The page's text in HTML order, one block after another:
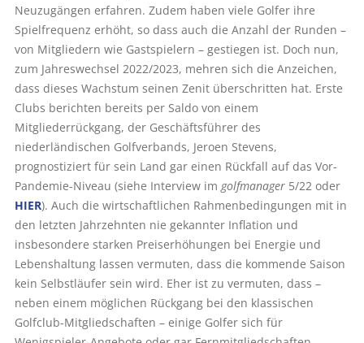
Neuzugängen erfahren. Zudem haben viele Golfer ihre
Spielfrequenz erhöht, so dass auch die Anzahl der Runden –
von Mitgliedern wie Gastspielern – gestiegen ist. Doch nun,
zum Jahreswechsel 2022/2023, mehren sich die Anzeichen,
dass dieses Wachstum seinen Zenit überschritten hat. Erste
Clubs berichten bereits per Saldo von einem
Mitgliederrückgang, der Geschäftsführer des
niederländischen Golfverbands, Jeroen Stevens,
prognostiziert für sein Land gar einen Rückfall auf das Vor-
Pandemie-Niveau (siehe Interview im golfmanager5/22 oder
HIER). Auch die wirtschaftlichen Rahmenbedingungen mit in
den letzten Jahrzehnten nie gekannter Inflation und
insbesondere starken Preiserhöhungen bei Energie und
Lebenshaltung lassen vermuten, dass die kommende Saison
kein Selbstläufer sein wird. Eher ist zu vermuten, dass –
neben einem möglichen Rückgang bei den klassischen
Golfclub-Mitgliedschaften – einige Golfer sich für